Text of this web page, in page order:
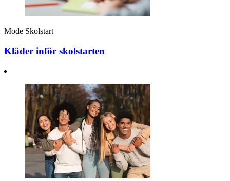
Mode Skolstart
Kläder inför skolstarten